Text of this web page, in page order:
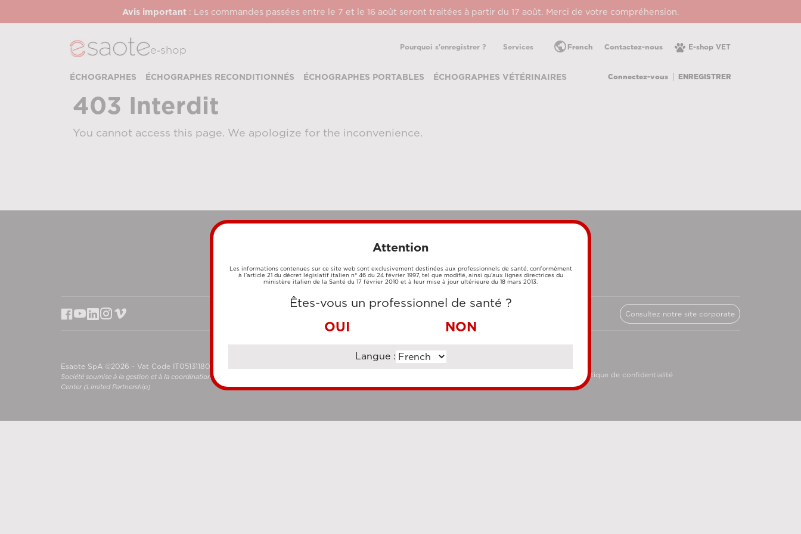
Avis important: Les commandes passées entre le 7 et le 16 août seront traitées à partir du 17 août. Merci de votre compréhension.
e‑shop Pourquoi s'enregistrer ? Services E-shop VET
Contactez-nous
public French
ÉCHOGRAPHES ÉCHOGRAPHES RECONDITIONNÉS ÉCHOGRAPHES PORTABLES ÉCHOGRAPHES VÉTÉRINAIRES Connectez-vous ENREGISTRER
403 Interdit
You cannot access this page. We apologize for the inconvenience.
CARTE DE
CRÉDIT
VIREMENT
BANCAIRE
Consultez notre site corporate
Esaote SpA ©2026 - Vat Code IT05131180969
Société soumise à la gestion et à la coordination de Shanghai Luzi Enterprise Management Consultancy
Center (Limited Partnership)
Politique de confidentialité
Attention
Les informations contenues sur ce site web sont exclusivement destinées aux professionnels de santé, conformément
à l’article 21 du décret législatif italien n° 46 du 24 février 1997, tel que modifié, ainsi qu’aux lignes directrices du
ministère italien de la Santé du 17 février 2010 et à leur mise à jour ultérieure du 18 mars 2013.
Êtes-vous un professionnel de santé ?
OUI NON
Langue :